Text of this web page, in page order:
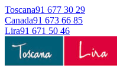
Toscana91 677 30 29
Canada91 673 66 85
Lira91 671 50 46